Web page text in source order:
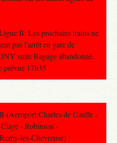
B: Les prochains trains ne
pas l'arrêt en gare de
suite Bagage abandonné.
prévue 17h35
(Aeroport Charles de Gaulle -
- Robinson -
les-Chevreuse) :